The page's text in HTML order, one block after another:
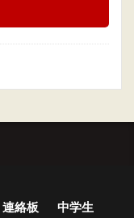
連絡板
中学生